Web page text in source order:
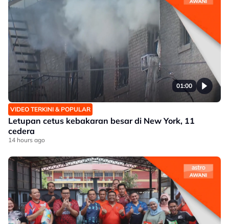
01:00
VIDEO TERKINI & POPULAR
Letupan cetus kebakaran besar di New York, 11
cedera
14 hours ago